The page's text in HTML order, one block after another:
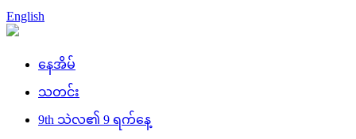
English
နေအိမ်
သတင်း
9th သဲလ၏ 9 ရက်နေ့